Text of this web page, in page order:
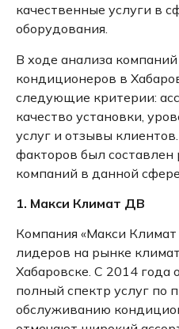
качественные услуги в
оборудования.
В ходе анализа
кондиционеров в
следующие критерии:
качество установки,
услуг и отзывы клиентов.
факторов был
компаний в данной сфере.
1. Макси Климат ДВ
Компания «Макси
лидеров на рынке
Хабаровске. С 2014 года
полный спектр услуг по
обслуживанию